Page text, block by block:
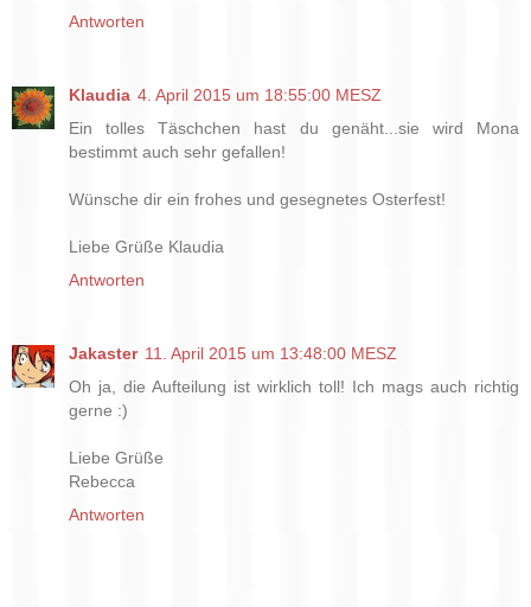
Antworten
Klaudia 4. April 2015 um 18:55:00 MESZ
Ein tolles Täschchen hast du genäht...sie wird Mona
bestimmt auch sehr gefallen!
Wünsche dir ein frohes und gesegnetes Osterfest!
Liebe Grüße Klaudia
Antworten
Jakaster 11. April 2015 um 13:48:00 MESZ
Oh ja, die Aufteilung ist wirklich toll! Ich mags auch richtig
gerne :)
Liebe Grüße
Rebecca
Antworten